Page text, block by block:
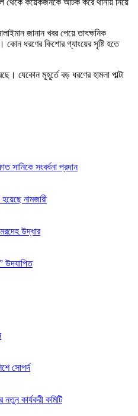
জানান খবর পেয়ে তাৎক্ষনিক
কোন ধরণের কিশোর গ্যাংয়ের সৃষ্টি হতে
যেকোন মূহূর্তে বড় ধরণের হামলা পাল্টা
সানিকে সংবর্ধনা প্রদান
নামজারী
উদ্ধার
উদযাপিত
সোপর্দ
নতুন কার্যকরী কমিটি